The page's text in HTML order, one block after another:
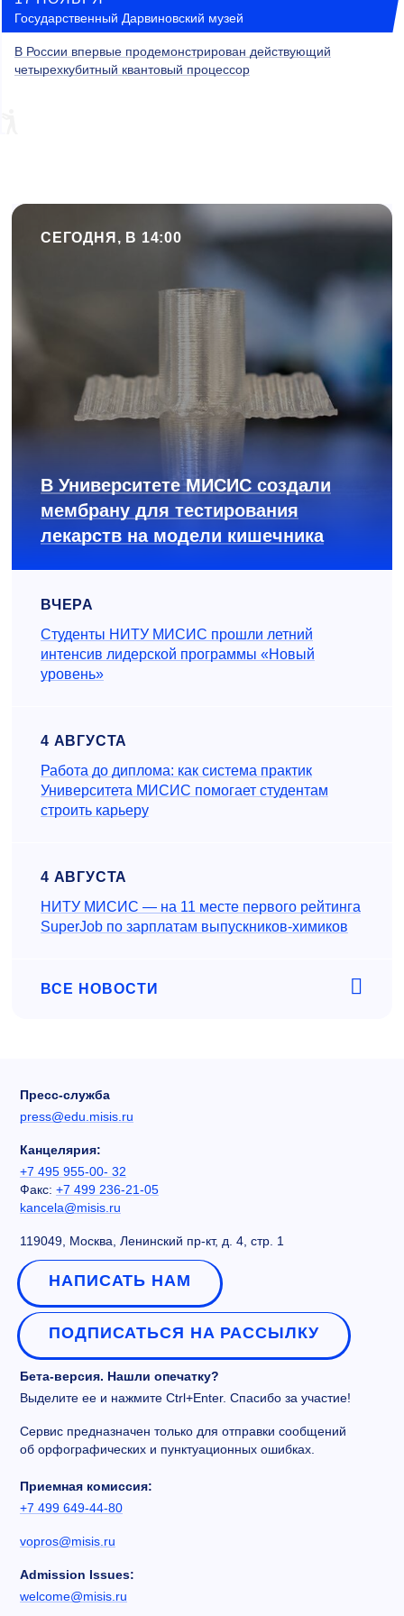
Государственный Дарвиновский музей
В России впервые продемонстрирован действующий
четырехкубитный квантовый процессор
СЕГОДНЯ, В 14:00
В Университете МИСИС создали
мембрану для тестирования
лекарств на модели кишечника
ВЧЕРА
Студенты НИТУ МИСИС прошли летний
интенсив лидерской программы «Новый
уровень»
4 АВГУСТА
Работа до диплома: как система практик
Университета МИСИС помогает студентам
строить карьеру
4 АВГУСТА
НИТУ МИСИС — на 11 месте первого рейтинга
SuperJob по зарплатам выпускников-химиков
ВСЕ НОВОСТИ
Пресс-служба
press@edu.misis.ru
Канцелярия:
+7 495 955-00- 32
Факс: +7 499 236-21-05
kancela@misis.ru
119049, Москва, Ленинский пр-кт, д. 4, стр. 1
НАПИСАТЬ НАМ
ПОДПИСАТЬСЯ НА РАССЫЛКУ
Бета-версия. Нашли опечатку?
Выделите ее и нажмите Ctrl+Enter. Спасибо за участие!
Сервис предназначен только для отправки сообщений
об орфографических и пунктуационных ошибках.
Приемная комиссия:
+7 499 649-44-80
vopros@misis.ru
Admission Issues:
welcome@misis.ru